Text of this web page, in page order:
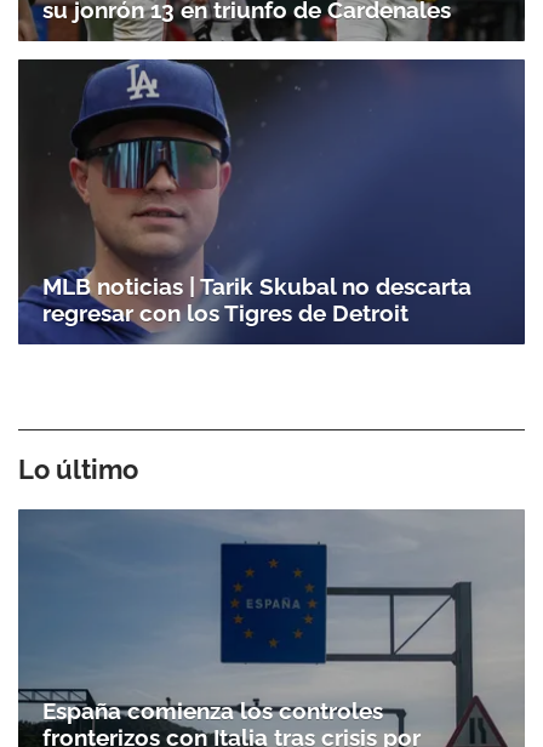
su jonrón 13 en triunfo de Cardenales
MLB noticias | Tarik Skubal no descarta
regresar con los Tigres de Detroit
Lo último
España comienza los controles
fronterizos con Italia tras crisis por